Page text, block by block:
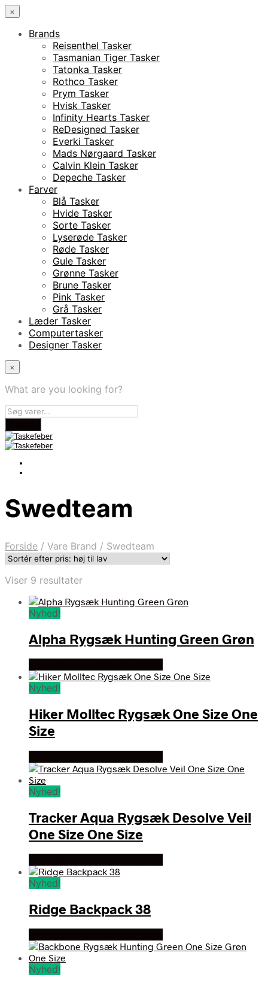
×
Brands
Reisenthel Tasker
Tasmanian Tiger Tasker
Tatonka Tasker
Rothco Tasker
Prym Tasker
Hvisk Tasker
Infinity Hearts Tasker
ReDesigned Tasker
Everki Tasker
Mads Nørgaard Tasker
Calvin Klein Tasker
Depeche Tasker
Farver
Blå Tasker
Hvide Tasker
Sorte Tasker
Lyserøde Tasker
Røde Tasker
Gule Tasker
Grønne Tasker
Brune Tasker
Pink Tasker
Grå Tasker
Læder Tasker
Computertasker
Designer Tasker
×
What are you looking for?
Swedteam
Forside / Vare Brand / Swedteam
Viser 9 resultaterSorteret
pris:
lav
Nyhed!
Alpha Rygsæk Hunting Green Grøn
Nyhed!
Hiker Molltec Rygsæk One Size One
Size
Nyhed!
Tracker Aqua Rygsæk Desolve Veil
One Size One Size
Nyhed!
Ridge Backpack 38
Nyhed!